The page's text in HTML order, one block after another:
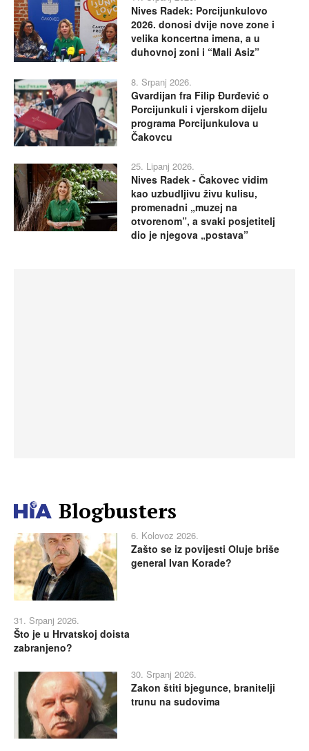
Nives Radek: Porcijunkulovo
2026. donosi dvije nove zone i
velika koncertna imena, a u
duhovnoj zoni i “Mali Asiz”
8. Srpanj 2026.
Gvardijan fra Filip Đurđević o
Porcijunkuli i vjerskom dijelu
programa Porcijunkulova u
Čakovcu
25. Lipanj 2026.
Nives Radek - Čakovec vidim
kao uzbudljivu živu kulisu,
promenadni „muzej na
otvorenom”, a svaki posjetitelj
dio je njegova „postava”
Blogbusters
6. Kolovoz 2026.
Zašto se iz povijesti Oluje briše
general Ivan Korade?
31. Srpanj 2026.
Što je u Hrvatskoj doista
zabranjeno?
30. Srpanj 2026.
Zakon štiti bjegunce, branitelji
trunu na sudovima